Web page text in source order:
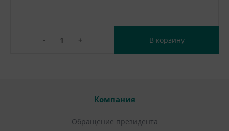
- + В корзину
Компания
Обращение президента